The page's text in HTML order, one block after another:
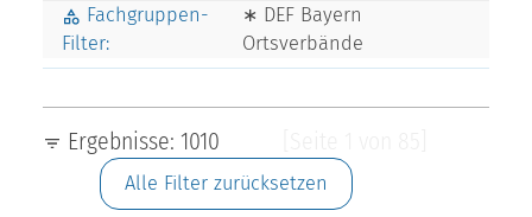
Fachgruppen-
Filter:
∗ DEF Bayern
Ortsverbände
Ergebnisse: 1010
Alle Filter zurücksetzen